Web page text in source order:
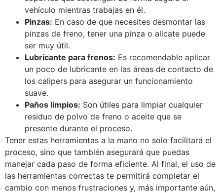
vehículo mientras trabajas en él.
Pinzas: En caso de que necesites desmontar las
pinzas de freno, tener una pinza o alicate puede
ser muy útil.
Lubricante para frenos: Es recomendable aplicar
un poco de lubricante en las áreas de contacto de
los calipers para asegurar un funcionamiento
suave.
Paños limpios: Son útiles para limpiar cualquier
residuo de polvo de freno o aceite que se
presente durante el proceso.
Tener estas herramientas a la mano no solo facilitará el
proceso, sino que también asegurará que puedas
manejar cada paso de forma eficiente. Al final, el uso de
las herramientas correctas te permitirá completar el
cambio con menos frustraciones y, más importante aún,